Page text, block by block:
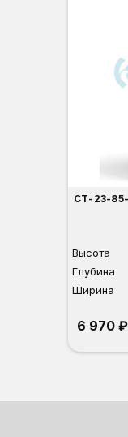
СТ-23-
Высота
Глубина
Ширина
6 970 ₽